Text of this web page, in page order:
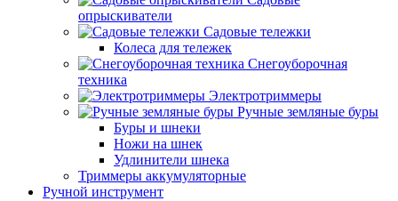
опрыскиватели
Садовые тележки
Колеса для тележек
Снегоуборочная
техника
Электротриммеры
Ручные земляные буры
Буры и шнеки
Ножи на шнек
Удлинители шнека
Триммеры аккумуляторные
Ручной инструмент